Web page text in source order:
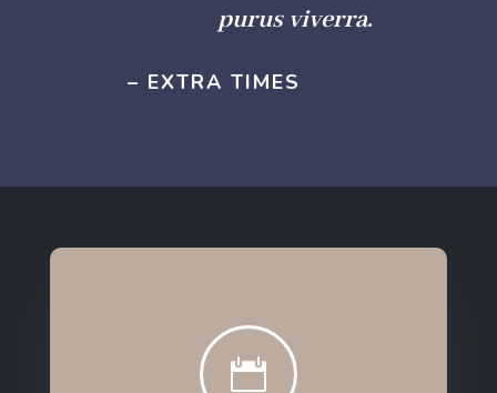
purus viverra.
– EXTRA TIMES
